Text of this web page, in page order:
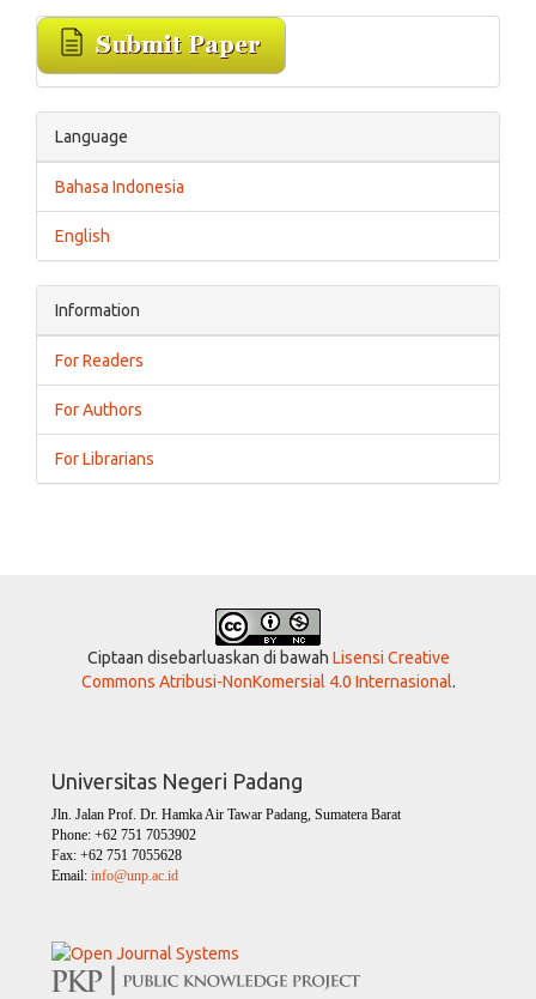
Language
Bahasa Indonesia
English
Information
For Readers
For Authors
For Librarians
Ciptaan disebarluaskan di bawah Lisensi Creative
Commons Atribusi-NonKomersial 4.0 Internasional.
Universitas Negeri Padang
Jln. Jalan Prof. Dr. Hamka Air Tawar Padang, Sumatera Barat
Phone: +62 751 7053902
Fax: +62 751 7055628
Email: info@unp.ac.id